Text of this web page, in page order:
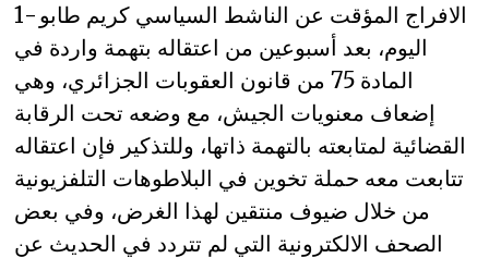
1- الافراج المؤقت عن الناشط السياسي كريم طابو
اليوم، بعد أسبوعين من اعتقاله بتهمة واردة في
المادة 75 من قانون العقوبات الجزائري، وهي
إضعاف معنويات الجيش، مع وضعه تحت الرقابة
القضائية لمتابعته بالتهمة ذاتها، وللتذكير فإن اعتقاله
تتابعت معه حملة تخوين في البلاطوهات التلفزيونية
من خلال ضيوف منتقين لهذا الغرض، وفي بعض
الصحف الالكترونية التي لم تتردد في الحديث عن